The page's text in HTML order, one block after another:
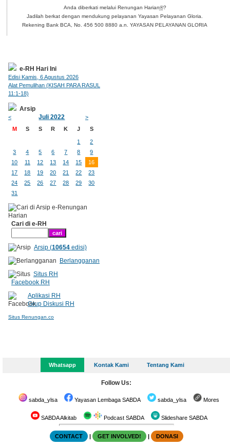
Anda diberkati melalui Renungan Harian®?
Jadilah berkat dengan mendukung pelayanan Yayasan Pelayanan Gloria.
Rekening Bank BCA, No. 456 500 8880 a.n. YAYASAN PELAYANAN GLORIA
e-RH Hari Ini
Edisi Kamis, 6 Agustus 2026
Alat Pemulihan (KISAH PARA RASUL
11:1-18)
Arsip
< Juli 2022
>
M
S S R K J S
1
2
3
4 5 6 7 8
9
10
11 12 13 14 15
16
17
18 19 20 21 22
23
24
25 26 27 28 29
30
31
Cari di e-RH
Arsip (10654edisi)
Berlangganan
Situs RH
Facebook RH
Aplikasi RH
Grup Diskusi RH
Situs Renungan.co
Whatsapp Kontak Kami Tentang Kami
Follow Us:
sabda_ylsa Yayasan Lembaga SABDA sabda_ylsa Mores
SABDA Alkitab Podcast SABDA Slideshare SABDA
CONTACT | GET INVOLVED! | DONASI